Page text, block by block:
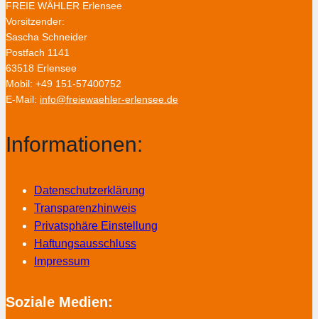
FREIE WÄHLER Erlensee
Vorsitzender:
Sascha Schneider
Postfach 1141
63518 Erlensee
Mobil: +49 151-57400752
E-Mail: info@freiewaehler-erlensee.de
Informationen:
Datenschutzerklärung
Transparenzhinweis
Privatsphäre Einstellung
Haftungsausschluss
Impressum
Soziale Medien: